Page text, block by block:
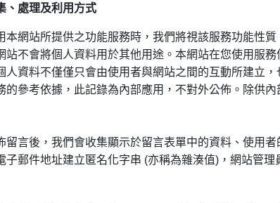
、處理及利用方式
本網站所提供之功能服務時，我們將視該服務功能性
站不會將個人資料用於其他用途。本網站在您使用服
人資料不僅僅只會由使用者與網站之間的互動所建立
的參考依據，此記錄為內部應用，不對外公佈。除供
留言後，我們會收集顯示於留言表單中的資料、使用
子郵件地址建立匿名化字串 (亦稱為雜湊值)，網站管